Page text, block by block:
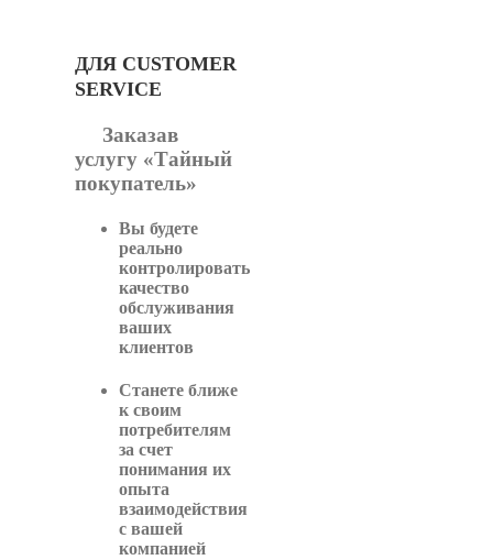
ДЛЯ CUSTOMER
SERVICE
Заказав
услугу «Тайный
покупатель»
Вы будете
реально
контролировать
качество
обслуживания
ваших
клиентов
Станете ближе
к своим
потребителям
за счет
понимания их
опыта
взаимодействия
с вашей
компанией